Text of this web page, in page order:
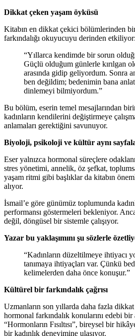
Dikkat çeken yaşam öyküsü
Kitabın en dikkat çekici bölümlerinden
farkındalığı okuyucuyu derinden etkiliyor:
“Yıllarca kendimde bir sorun
Güçlü olduğum günlerle kırılgan
arasında gidip geliyordum. Sonra
ben değildim; bedenimin bana
dinlemeyi bilmiyordum.”
Bu bölüm, eserin temel mesajlarından
kadınların kendilerini değiştirmeye
anlamaları gerektiğini savunuyor.
Biyoloji, psikoloji ve kültür aynı
Eser yalnızca hormonal süreçlere
stres yönetimi, annelik, öz şefkat,
yaşam ritmi gibi başlıklar da kitabın
alıyor.
İsmail’e göre günümüz toplumunda
performansı göstermeleri bekleniyor.
değil, döngüsel bir sistemle çalışıyor.
Yazar bu yaklaşımını şu sözlerle
“Kadınların düzeltilmeye ihtiyacı
tanımaya ihtiyaçları var. Çünkü
kelimelerden daha önce konuşur.”
Kültürel bir farkındalık çağrısı
Uzmanların son yıllarda daha fazla dikkat
hormonal farkındalık konularını edebi bir
“Hormonların Fısıltısı”, bireysel bir
bir kadınlık deneyimine ulaşıyor.